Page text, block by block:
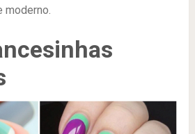
moderno.